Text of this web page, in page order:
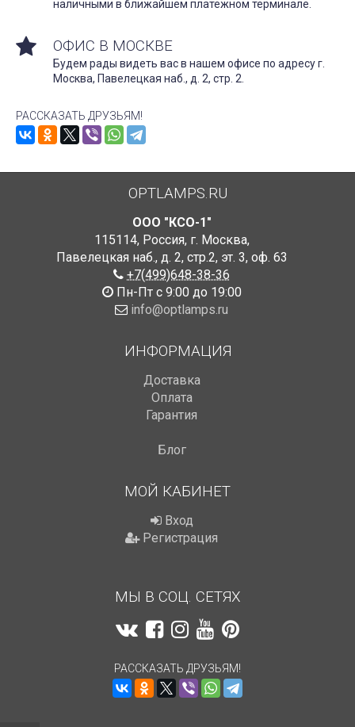
наличными в ближайшем платежном терминале.
ОФИС В МОСКВЕ
Будем рады видеть вас в нашем офисе по адресу г.
Москва, Павелецкая наб., д. 2, стр. 2.
РАССКАЗАТЬ ДРУЗЬЯМ!
OPTLAMPS.RU
ООО "КСО-1"
115114, Россия, г. Москва,
Павелецкая наб., д. 2, стр.2, эт. 3, оф. 63
+7(499)648-38-36
Пн-Пт с 9:00 до 19:00
info@optlamps.ru
ИНФОРМАЦИЯ
Доставка
Оплата
Гарантия
Блог
МОЙ КАБИНЕТ
Вход
Регистрация
МЫ В СОЦ. СЕТЯХ
РАССКАЗАТЬ ДРУЗЬЯМ!